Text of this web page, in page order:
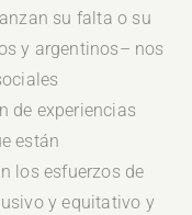
su falta o su
y argentinos– nos
de experiencias
están
los esfuerzos de
y equitativo y